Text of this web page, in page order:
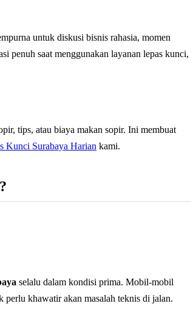
untuk diskusi bisnis rahasia, momen
penuh saat menggunakan layanan lepas kunci,
tips, atau biaya makan sopir. Ini membuat
Kunci Surabaya Harian kami.
selalu dalam kondisi prima. Mobil-mobil
perlu khawatir akan masalah teknis di jalan.